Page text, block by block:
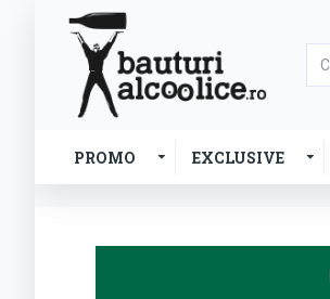
PROMO EXCLUSIVE